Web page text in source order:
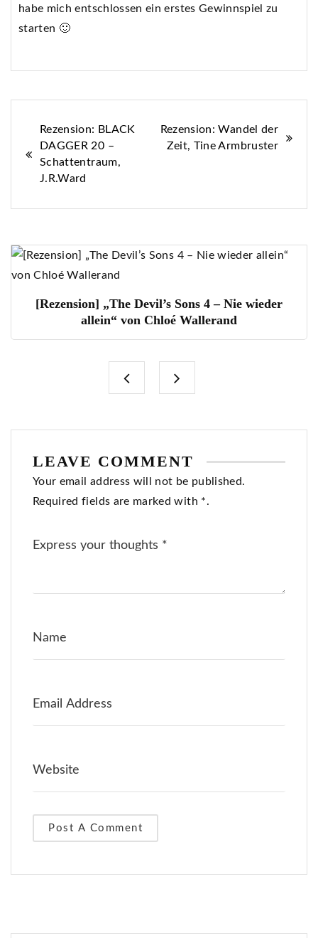
habe mich entschlossen ein erstes Gewinnspiel zu
starten 🙂
Beitragsnavigation
Rezension: BLACK
DAGGER 20 –
Schattentraum,
J.R.Ward
Rezension: Wandel der
Zeit, Tine Armbruster
[Rezension] „The Devil’s Sons 4 – Nie wieder
allein“ von Chloé Wallerand
LEAVE COMMENT
Your email address will not be published.
Required fields are marked with *.